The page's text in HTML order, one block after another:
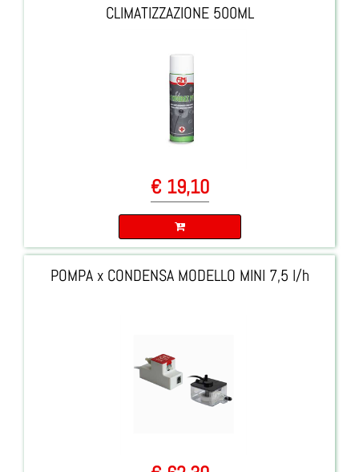
CLIMATIZZAZIONE 500ML
€ 19,10
POMPA x CONDENSA MODELLO MINI 7,5 l/h